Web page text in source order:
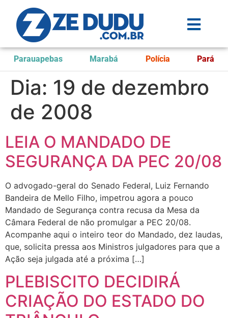
Parauapebas Marabá Polícia Pará
Dia: 19 de dezembro
de 2008
LEIA O MANDADO DE
SEGURANÇA DA PEC 20/08
O advogado-geral do Senado Federal, Luiz Fernando
Bandeira de Mello Filho, impetrou agora a pouco
Mandado de Segurança contra recusa da Mesa da
Câmara Federal de não promulgar a PEC 20/08.
Acompanhe aqui o inteiro teor do Mandado, dez laudas,
que, solicita pressa aos Ministros julgadores para que a
Ação seja julgada até a próxima […]
PLEBISCITO DECIDIRÁ
CRIAÇÃO DO ESTADO DO